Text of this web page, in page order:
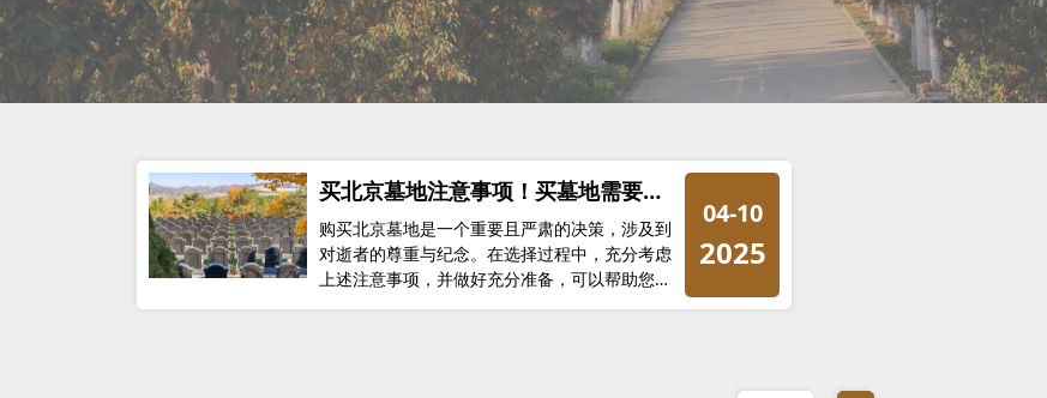
买北京墓地注意事项！买墓地需要带
什么？
购买北京墓地是一个重要且严肃的决策，涉及到
对逝者的尊重与纪念。在选择过程中，充分考虑
上述注意事项，并做好充分准备，可以帮助您在
复杂的购墓过程中做出明智的选择。
04-10
2025